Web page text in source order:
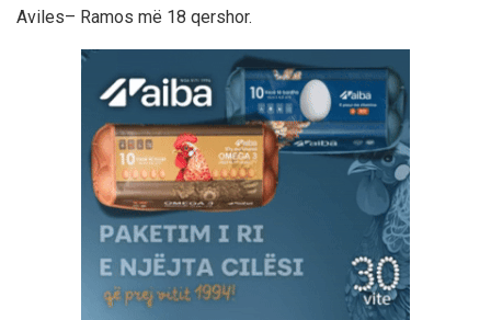
Aviles– Ramos më 18 qershor.